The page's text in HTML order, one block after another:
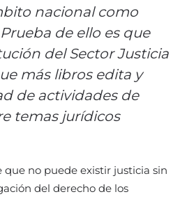
nacional como
de ello es que
del Sector Justicia
más libros edita y
de actividades de
temas jurídicos
que no puede existir justicia sin
del derecho de los